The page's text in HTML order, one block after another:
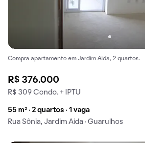
Compra apartamento em Jardim Aida, 2 quartos.
R$ 376.000
R$ 309 Condo. + IPTU
55 m² · 2 quartos · 1 vaga
Rua Sônia, Jardim Aida · Guarulhos